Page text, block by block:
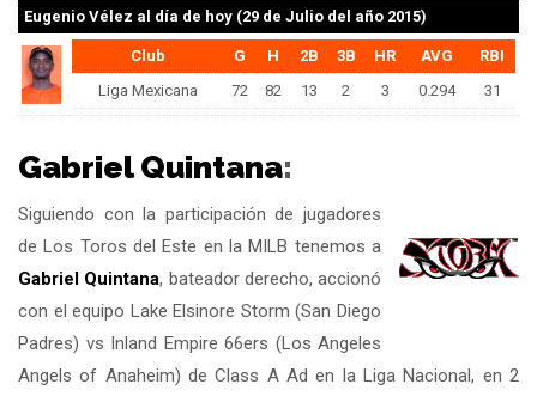
Eugenio Vélez al día de hoy (29 de Julio del año 2015)
Club G H 2B 3B HR AVG
RBI
Liga Mexicana
72 82 13 2 3 0.294 31
Gabriel Quintana:
Siguiendo con la participación de jugadores
de Los Toros del Este en la MILB tenemos a
Gabriel Quintana, bateador derecho, accionó
con el equipo Lake Elsinore Storm (San Diego
Padres) vs Inland Empire 66ers (Los Angeles
Angels of Anaheim) de Class A Ad en la Liga Nacional, en 2